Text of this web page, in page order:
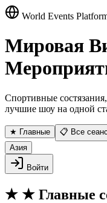
World Events
Мировая
Спортивные
лучшие шоу на одной
★ Главные 📋 Все
Азия
Войти
★ ★ Главные